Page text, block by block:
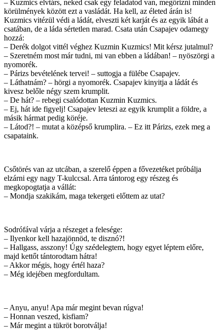
– Kuzmics elvtárs, neked csak egy feladatod van, megőrizni minden
körülmények között ezt a vasládát. Ha kell, az életed árán is!
Kuzmics vitézül védi a ládát, elveszti két karját és az egyik lábát a
csatában, de a láda sértetlen marad. Csata után Csapajev odamegy
hozzá:
– Derék dolgot vittél véghez Kuzmin Kuzmics! Mit kérsz jutalmul?
– Szeretném most már tudni, mi van ebben a ládában! – nyöszörgi a
nyomorék.
– Párizs bevételének tervei! – suttogja a fülébe Csapajev.
– Láthatnám? – hörgi a nyomorék. Csapajev kinyitja a ládát és
kivesz belőle négy szem krumplit.
– De hát? – rebegi csalódottan Kuzmin Kuzmics.
– Ej, hát ide figyelj! Csapajev leteszi az egyik krumplit a földre, a
másik hármat pedig köréje.
– Látod?! – mutat a középső krumplira. – Ez itt Párizs, ezek meg a
csapataink.
Csőtörés van az utcában, a szerelő éppen a fővezetéket próbálja
elzárni egy nagy T-kulccsal. Arra tántorog egy részeg és
megkopogtatja a vállát:
– Mondja szakikám, maga tekergeti előttem az utat?
Sodrófával várja a részeget a felesége:
– Ilyenkor kell hazajönnöd, te disznó?!
– Hallgass, asszony! Úgy szédelegtem, hogy egyet léptem előre,
majd kettőt tántorodtam hátra!
– Akkor mégis, hogy értél haza?
– Még idejében megfordultam.
– Anyu, anyu! Apa már megint bevan rúgva!
– Honnan veszed, kisfiam?
– Már megint a tükröt borotválja!